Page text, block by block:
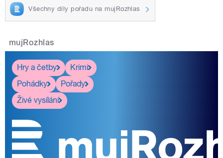
pause
Všechny díly pořadu na mujRozhlas
mujRozhlas
Hry a četby
Krimi
Pohádky
Pořady
Živé vysílání